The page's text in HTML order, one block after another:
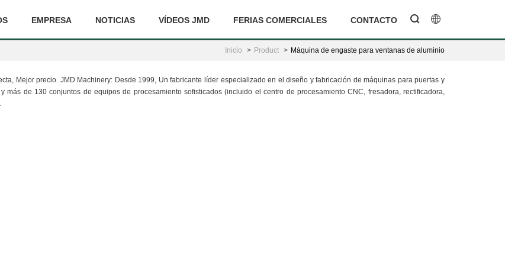
EMPRESA NOTICIAS VÍDEOS JMD FERIAS COMERCIALES CONTACTO
Inicio Product Máquina de engaste para ventanas de aluminio
Mejor precio. JMD Machinery: Desde 1999, Un fabricante líder especializado en el diseño y fabricación de máquinas para puertas y
de 130 conjuntos de equipos de procesamiento sofisticados (incluido el centro de procesamiento CNC, fresadora, rectificadora,